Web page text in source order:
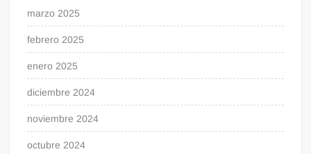
marzo 2025
febrero 2025
enero 2025
diciembre 2024
noviembre 2024
octubre 2024